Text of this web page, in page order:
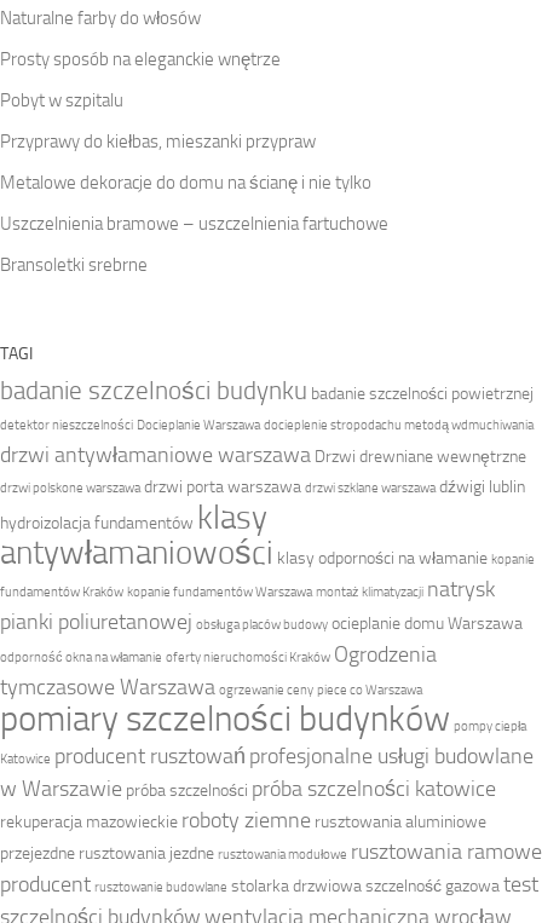
Naturalne farby do włosów
Prosty sposób na eleganckie wnętrze
Pobyt w szpitalu
Przyprawy do kiełbas, mieszanki przypraw
Metalowe dekoracje do domu na ścianę i nie tylko
Uszczelnienia bramowe – uszczelnienia fartuchowe
Bransoletki srebrne
TAGI
badanie szczelności budynku badanie szczelności powietrznej
detektor nieszczelności Docieplanie Warszawa docieplenie stropodachu metodą wdmuchiwania
drzwi antywłamaniowe warszawa Drzwi drewniane wewnętrzne
drzwi polskone warszawa drzwi porta warszawa drzwi szklane warszawa dźwigi lublin
hydroizolacja fundamentów klasy
antywłamaniowości klasy odporności na włamanie kopanie
fundamentów Kraków kopanie fundamentów Warszawa montaż klimatyzacji natrysk
pianki poliuretanowej obsługa placów budowy ocieplanie domu Warszawa
odporność okna na włamanie oferty nieruchomości Kraków Ogrodzenia
tymczasowe Warszawa ogrzewanie ceny piece co Warszawa
pomiary szczelności budynków pompy ciepła
Katowice producent rusztowań profesjonalne usługi budowlane
w Warszawie próba szczelności próba szczelności katowice
rekuperacja mazowieckie roboty ziemne rusztowania aluminiowe
przejezdne rusztowania jezdne rusztowania modułowe rusztowania ramowe
producent rusztowanie budowlane stolarka drzwiowaszczelność gazowatest
szczelności budynkówwentylacja mechaniczna wrocław